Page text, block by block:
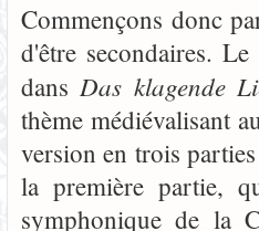
Commençons donc
d'être secondaires.
dans Das klagende
thème médiévalisant
version en trois
la première partie,
symphonique de la